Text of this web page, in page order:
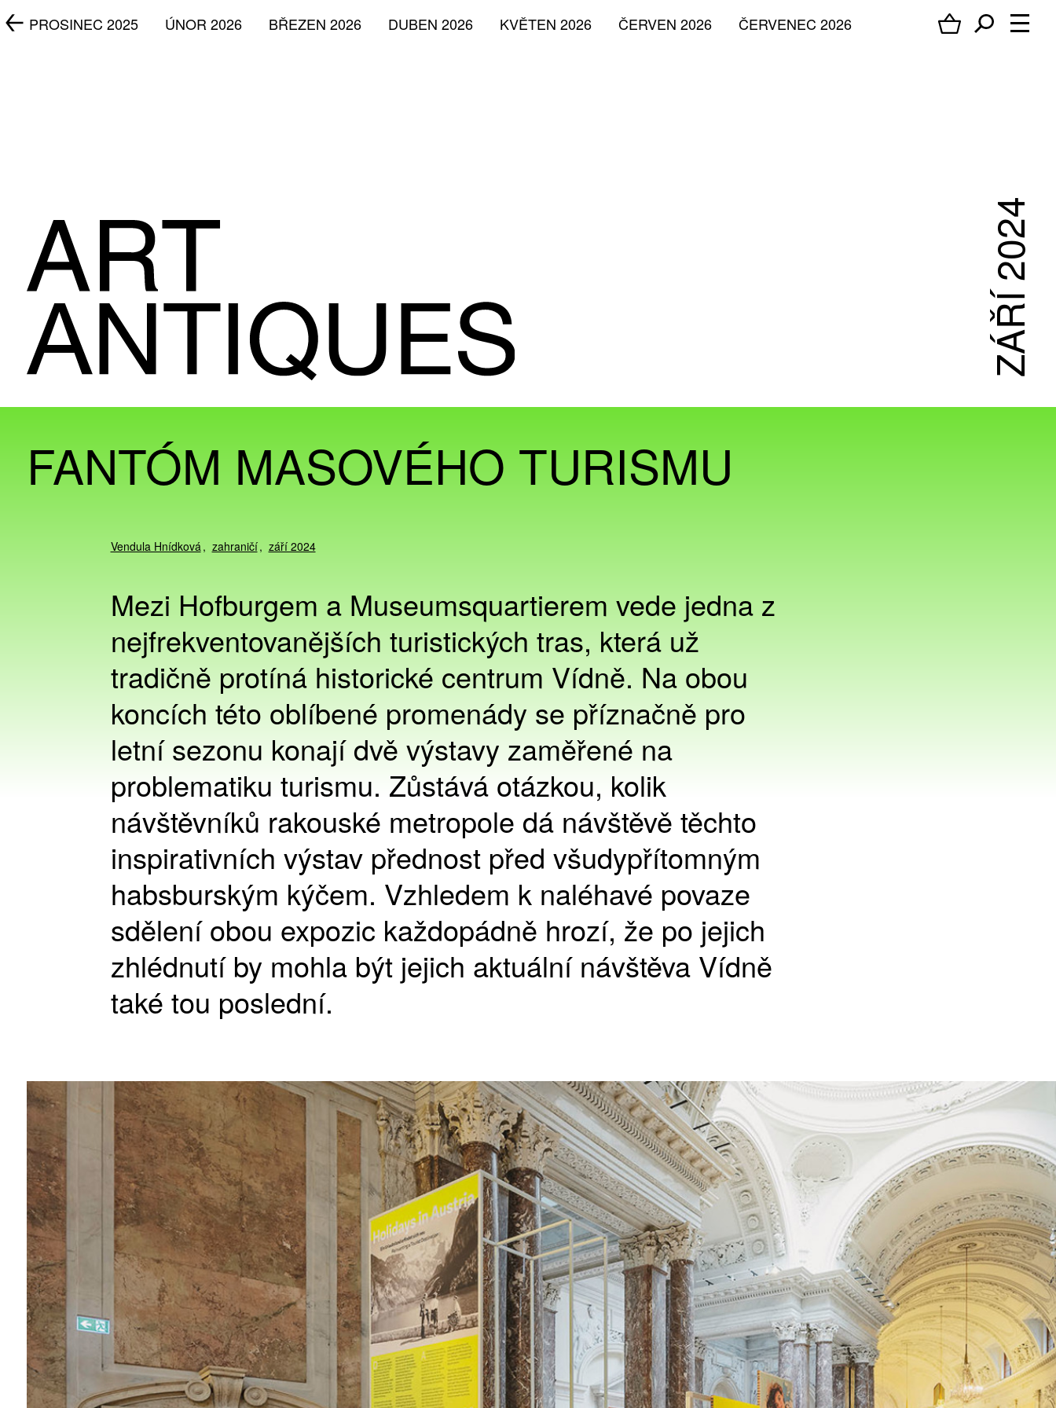
ČERVENEC 2026
ČERVEN 2026
KVĚTEN 2026
DUBEN 2026
BŘEZEN 2026
ÚNOR 2026
PROSINEC 2025
ZÁŘÍ 2024
FANTÓM MASOVÉHO TURISMU
Vendula Hnídková zahraničí září 2024
Mezi Hofburgem a Museumsquartierem vede jedna z
nejfrekventovanějších turistických tras, která už
tradičně protíná historické centrum Vídně. Na obou
koncích této oblíbené promenády se příznačně pro
letní sezonu konají dvě výstavy zaměřené na
problematiku turismu. Zůstává otázkou, kolik
návštěvníků rakouské metropole dá návštěvě těchto
inspirativních výstav přednost před všudypřítomným
habsburským kýčem. Vzhledem k naléhavé povaze
sdělení obou expozic každopádně hrozí, že po jejich
zhlédnutí by mohla být jejich aktuální návštěva Vídně
také tou poslední.